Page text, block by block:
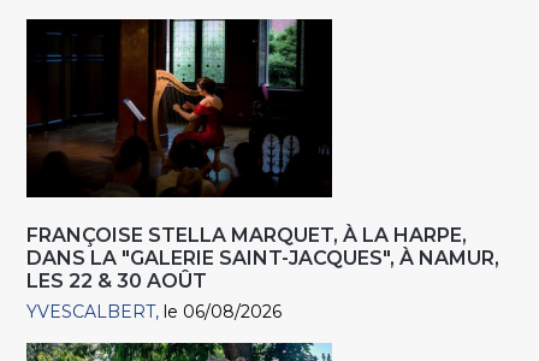
FRANÇOISE STELLA MARQUET, À LA HARPE,
DANS LA "GALERIE SAINT-JACQUES", À NAMUR,
LES 22 & 30 AOÛT
YVESCALBERT le 06/08/2026